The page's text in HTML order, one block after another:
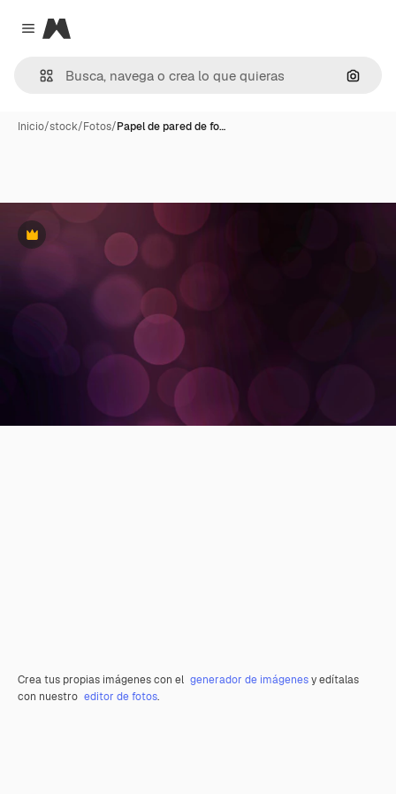
Close menu
Magnific
Inicio/stock/Fotos/Papel de pared de fo…
Premium
Crea tus propias imágenes con el generador de imágenesy edítalas
con nuestro editor de fotos.